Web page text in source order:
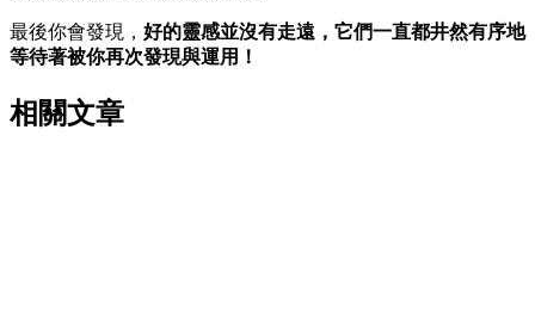
最後你會發現， 好的靈感並沒有走遠，它們一直都井然有序地
等待著被你再次發現與運用！
相關文章